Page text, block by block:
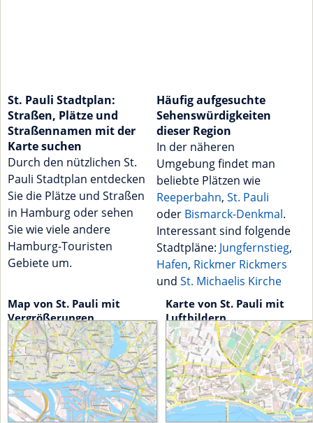
St. Pauli Stadtplan:
Straßen, Plätze und
Straßennamen mit der
Karte suchen
Durch den nützlichen St.
Pauli Stadtplan entdecken
Sie die Plätze und Straßen
in Hamburg oder sehen
Sie wie viele andere
Hamburg-Touristen
Gebiete um.
Häufig aufgesuchte
Sehenswürdigkeiten
dieser Region
In der näheren
Umgebung findet man
beliebte Plätzen wie
Reeperbahn, St. Pauli
oder Bismarck-Denkmal.
Interessant sind folgende
Stadtpläne: Jungfernstieg,
Hafen, Rickmer Rickmers
und St. Michaelis Kirche
Map von St. Pauli mit
Vergrößerungen
Karte von St. Pauli mit
Luftbildern